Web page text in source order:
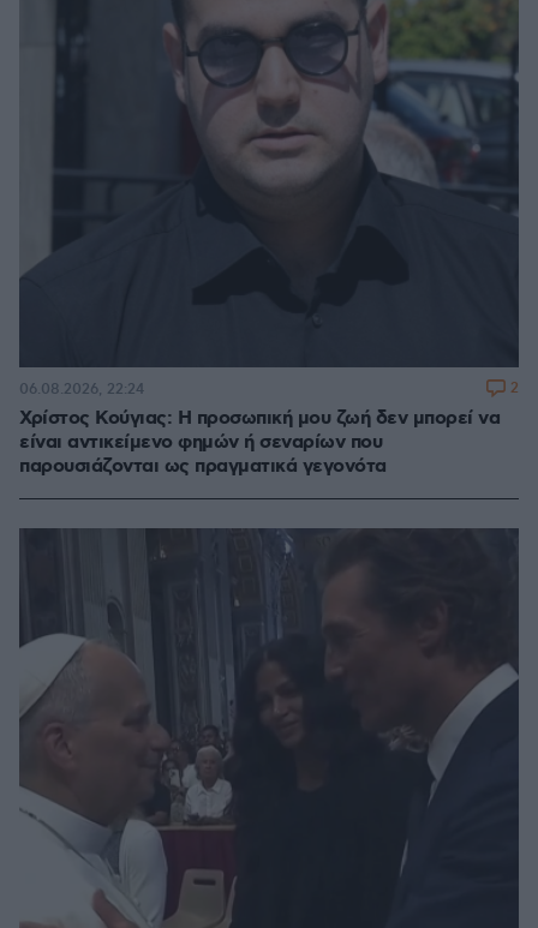
Χρίστος Κούγιας: Η προσωπική μου ζωή δεν μπορεί να
είναι αντικείμενο φημών ή σεναρίων που
παρουσιάζονται ως πραγματικά γεγονότα
06.08.2026, 22:24 2